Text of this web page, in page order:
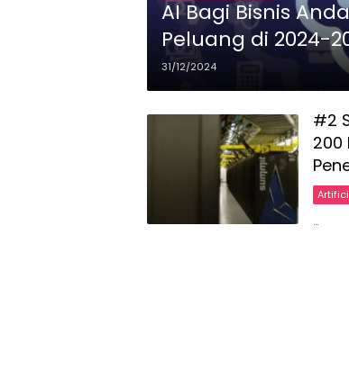
AI Bagi Bisnis
Peluang di 2024-
31/12/2024
#2
200
…